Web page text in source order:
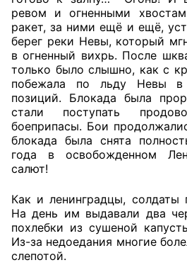
Доходы руководителя за
ревом и огненными
ракет, за ними ещё и ещё,
берег реки Невы, который
в огненный вихрь. После
только было слышно, как с
побежала по льду Невы в
позиций. Блокада была
стали поступать
боеприпасы. Бои
блокада была снята
года в освобожденном
салют!
Как и ленинградцы, солдаты
На день им выдавали два
похлебки из сушеной
Из-за недоедания многие
слепотой.